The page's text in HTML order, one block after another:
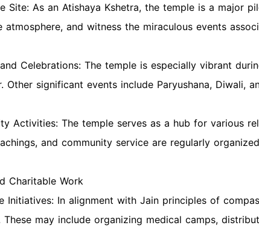
Site: As an Atishaya Kshetra, the temple is a major
atmosphere, and witness the miraculous events
Celebrations: The temple is especially vibrant
Other significant events include Paryushana,
Activities: The temple serves as a hub for various
and community service are regularly
Charitable Work
Initiatives: In alignment with Jain principles of
These may include organizing medical camps,